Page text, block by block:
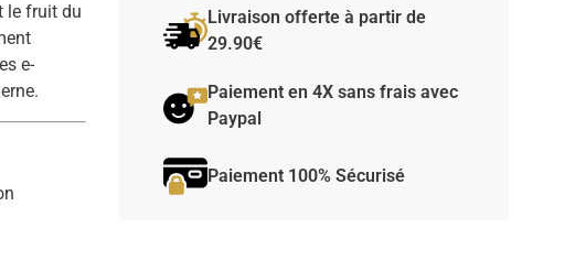
le fruit du
e-
Livraison offerte à partir de
29.90€
Paiement en 4X sans frais avec
Paypal
Paiement 100% Sécurisé